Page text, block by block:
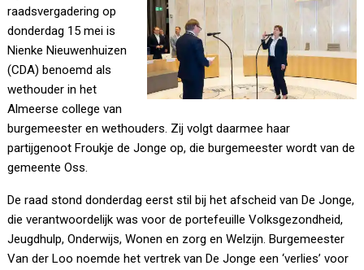
raadsvergadering op
donderdag 15 mei is
Nienke Nieuwenhuizen
(CDA) benoemd als
wethouder in het
Almeerse college van
burgemeester en wethouders. Zij volgt daarmee haar
partijgenoot Froukje de Jonge op, die burgemeester wordt van de
gemeente Oss.
De raad stond donderdag eerst stil bij het afscheid van De Jonge,
die verantwoordelijk was voor de portefeuille Volksgezondheid,
Jeugdhulp, Onderwijs, Wonen en zorg en Welzijn. Burgemeester
Van der Loo noemde het vertrek van De Jonge een ‘verlies’ voor